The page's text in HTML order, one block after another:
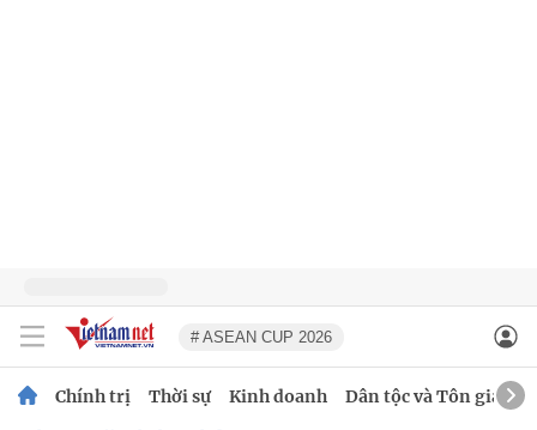
# ASEAN CUP 2026
Chính trị Thời sự Kinh doanh Dân tộc và Tôn giáo